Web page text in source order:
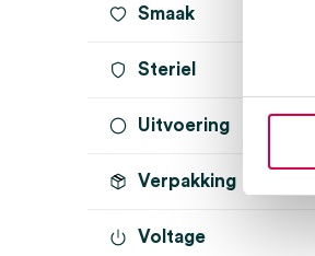
Smaak
Steriel
onsteriel (1)
Uitvoering
classic (1)
Verpakking
Voltage